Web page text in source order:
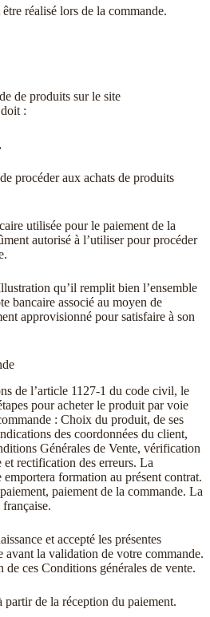
réalisé lors de la commande.
de produits sur le site
:
procéder aux achats de produits
utilisée pour le paiement de la
autorisé à l’utiliser pour procéder
qu’il remplit bien l’ensemble
bancaire associé au moyen de
approvisionné pour satisfaire à son
de l’article 1127-1 du code civil, le
pour acheter le produit par voie
: Choix du produit, de ses
des coordonnées du client,
Générales de Vente, vérification
et rectification des erreurs. La
formation au présent contrat.
paiement de la commande. La
et accepté les présentes
avant la validation de votre commande.
ces Conditions générales de vente.
partir de la réception du paiement.